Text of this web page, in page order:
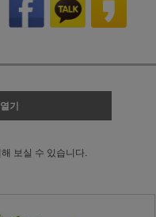
기
보실 수 있습니다.